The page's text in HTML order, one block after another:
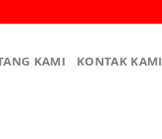
KAMI KONTAK KAMI